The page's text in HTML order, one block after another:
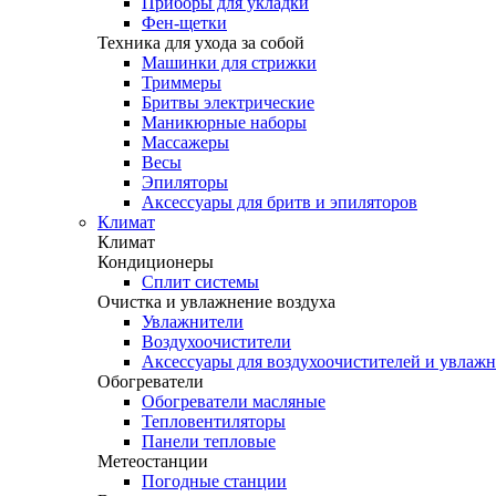
Фен-щетки
Техника для ухода за собой
Машинки для стрижки
Триммеры
Бритвы электрические
Маникюрные наборы
Массажеры
Весы
Эпиляторы
Аксессуары для бритв и эпиляторов
Климат
Климат
Кондиционеры
Сплит системы
Очистка и увлажнение воздуха
Увлажнители
Воздухоочистители
Аксессуары для воздухоочистителей и
Обогреватели
Обогреватели масляные
Тепловентиляторы
Панели тепловые
Метеостанции
Погодные станции